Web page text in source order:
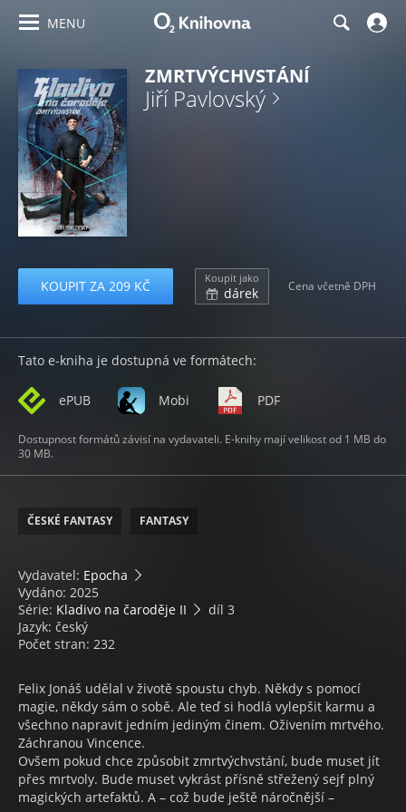
MENU
ZMRTVÝCHVSTÁNÍ
Jiří Pavlovský
KOUPIT ZA 209 KČ Koupit jako
dárek Cena včetně DPH
Tato e-kniha je dostupná ve formátech:
ePUB Mobi PDF
Dostupnost formátů závisí na vydavateli. E-knihy mají velikost od 1 MB do
30 MB.
ČESKÉ FANTASY FANTASY
Vydavatel: Epocha
Vydáno: 2025
Série: Kladivo na čaroděje II
díl 3
Jazyk: český
Počet stran: 232
Felix Jonáš udělal v životě spoustu chyb. Někdy s pomocí
magie, někdy sám o sobě. Ale teď si hodlá vylepšit karmu a
všechno napravit jedním jediným činem. Oživením mrtvého.
Záchranou Vincence.
Ovšem pokud chce způsobit zmrtvýchvstání, bude muset jít
přes mrtvoly. Bude muset vykrást přísně střežený sejf plný
magických artefaktů. A – což bude ještě náročnější –